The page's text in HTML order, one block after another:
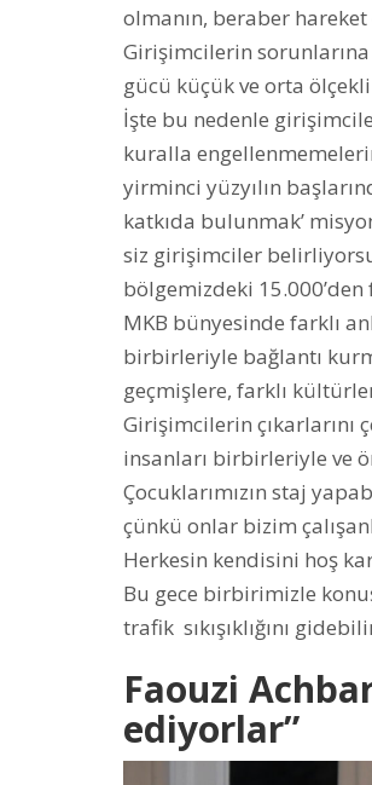
olmanın, beraber
Girişimcilerin
gücü küçük ve orta
İşte bu nedenle
kuralla
yirminci yüzyılın
katkıda bulunmak’
siz girişimciler
bölgemizdeki
MKB bünyesinde farklı
birbirleriyle bağlantı
geçmişlere, farklı
Girişimcilerin
insanları birbirleriyle ve
Çocuklarımızın staj
çünkü onlar bizim
Herkesin kendisini hoş
Bu gece birbirimizle
trafik sıkışıklığını
Faouzi
ediyorlar”